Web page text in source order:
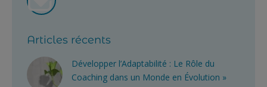
Articles récents
Développer l’Adaptabilité : Le Rôle du
Coaching dans un Monde en Évolution »